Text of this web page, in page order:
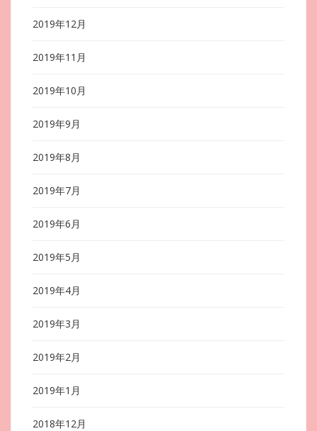
2019年12月
2019年11月
2019年10月
2019年9月
2019年8月
2019年7月
2019年6月
2019年5月
2019年4月
2019年3月
2019年2月
2019年1月
2018年12月